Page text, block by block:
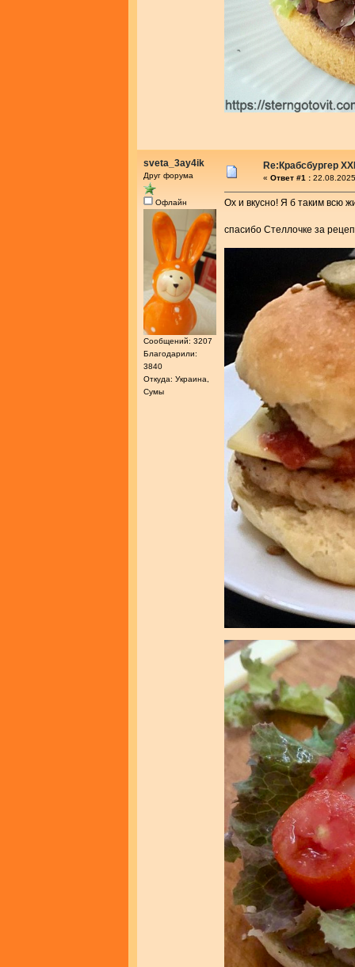
sveta_3ay4ik
Друг форума
Офлайн
Сообщений: 3207
Благодарили:
3840
Откуда: Украина,
Сумы
Re:Крабсбургер
« Ответ #1 :
Ох и вкусно! Я б таким всю
спасибо Стеллочке за